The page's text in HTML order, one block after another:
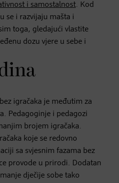
i samostalnost. Kod
se i razvijaju mašta i
toga, gledajući vlastite
dozu vjere u sebe i
igračaka je međutim za
Pedagoginje i pedagozi
brojem igračaka.
koje se redovno
sa svjesnim fazama bez
provode u prirodi. Dodatan
dječije sobe tako